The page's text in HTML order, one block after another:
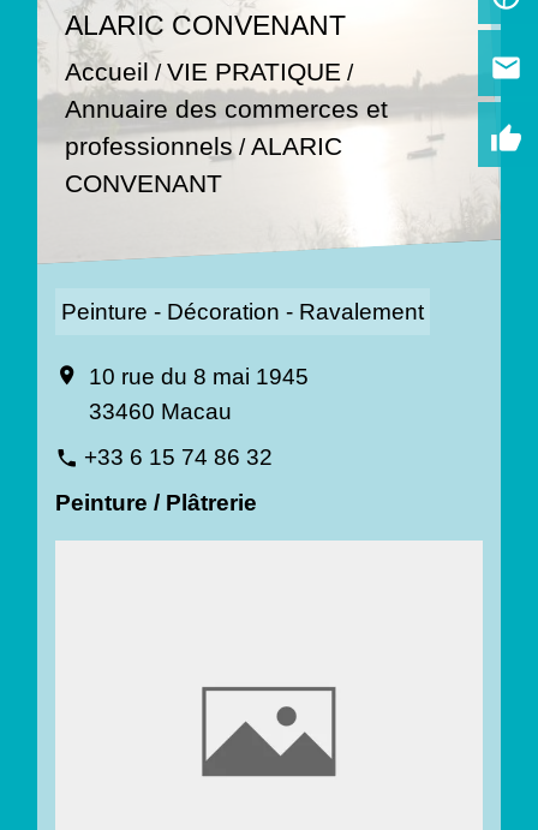
ALARIC CONVENANT
Accueil /VIE PRATIQUE /
Annuaire des commerces et
professionnels /ALARIC
CONVENANT
Peinture - Décoration - Ravalement
location_on
10 rue du 8 mai 1945
33460 Macau
phone +33 6 15 74 86 32
Peinture / Plâtrerie
email
thumb_up